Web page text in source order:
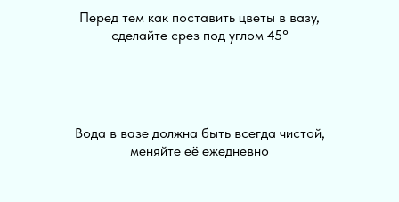
Перед тем как поставить цветы в вазу,
сделайте срез под углом 45°
Вода в вазе должна быть всегда чистой,
меняйте её ежедневно